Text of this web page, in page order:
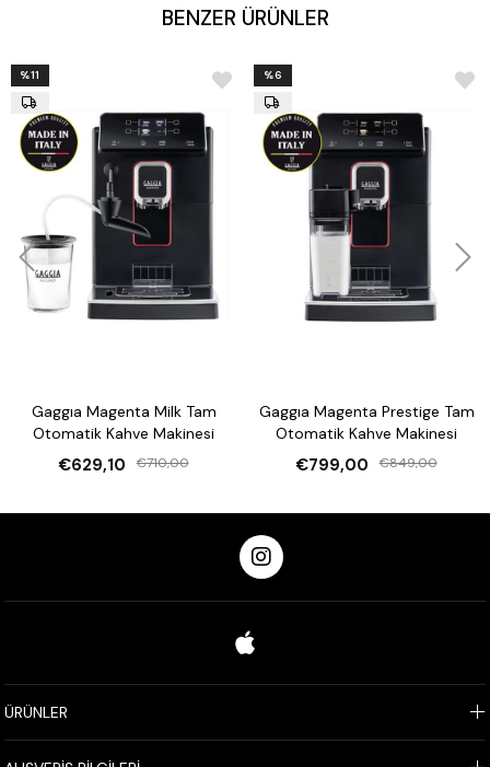
Süt Haznesi Kapasitesi: 8 L
Boyutlar: 300 x 500 x 580 mm
Pompa Tipi: Titreşimli pompa
BENZER ÜRÜNLER
Gaggıa Magenta Milk Tam
Otomatik Kahve Makinesi
€629,10 €710,00
%11
Gaggıa Magenta Prestige Tam
Otomatik Kahve Makinesi
€799,00 €849,00
%6
ÜRÜNLER